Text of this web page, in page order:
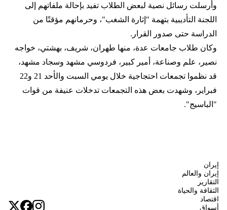
وأُرسلت رسائل نصية لبعض الطلاب تفيد بإحالة ملفاتهم إلى
اللجنة التأديبية بتهمة "إثارة الشغب"، وحرمانهم مؤقتًا من
الدراسة حتى صدور القرار.
وكان طلاب جامعات عدة، منها طهران، شريف، بهشتي، خواجه
نصير، علم وصناعة، أمير كبير، فردوسي مشهد وسجاد مشهد،
قد نظموا تجمعات احتجاجية خلال يومي السبت والأحد 21 و22
فبراير، وشهدت بعض هذه التجمعات تدخلات عنيفة من قوات
"الباسيج".
إيران
إيران والعالم
التقارير
الثقافة والحياة
اقتصاد
أسواق